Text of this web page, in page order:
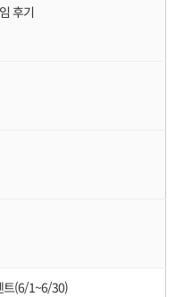
후기
트(6/1~6/30)